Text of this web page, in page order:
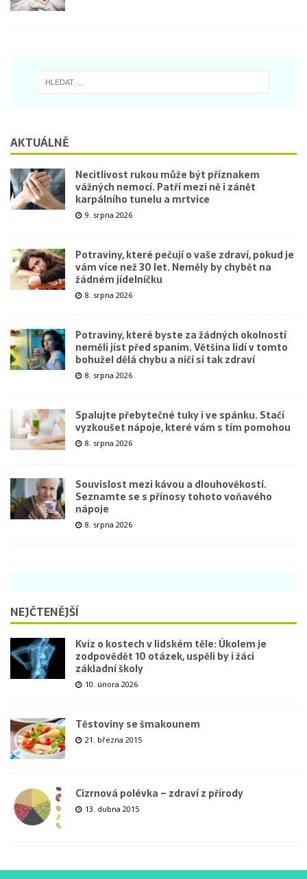
AKTUÁLNĚ
Necitlivost rukou může být příznakem
vážných nemocí. Patří mezi ně i zánět
karpálního tunelu a mrtvice
9. srpna 2026
Potraviny, které pečují o vaše zdraví, pokud je
vám více než 30 let. Neměly by chybět na
žádném jídelníčku
8. srpna 2026
Potraviny, které byste za žádných okolností
neměli jíst před spaním. Většina lidí v tomto
bohužel dělá chybu a ničí si tak zdraví
8. srpna 2026
Spalujte přebytečné tuky i ve spánku. Stačí
vyzkoušet nápoje, které vám s tím pomohou
8. srpna 2026
Souvislost mezi kávou a dlouhověkostí.
Seznamte se s přínosy tohoto voňavého
nápoje
8. srpna 2026
NEJČTENĚJŠÍ
Kvíz o kostech v lidském těle: Úkolem je
zodpovědět 10 otázek, uspěli by i žáci
základní školy
10. února 2026
Těstoviny se šmakounem
21. března 2015
Cizrnová polévka – zdraví z přírody
13. dubna 2015